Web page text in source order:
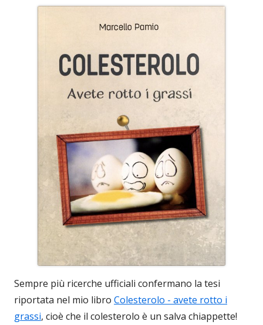
Sempre più ricerche ufficiali confermano la tesi
riportata nel mio libro Colesterolo - avete rotto i
grassi, cioè che il colesterolo è un salva chiappette!